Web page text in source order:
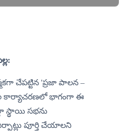
చేపట్టిన 'ప్రజా పాలన –
కార్యాచరణలో భాగంగా ఈ
స్థాయి సభను
పూర్తి చేయాలని